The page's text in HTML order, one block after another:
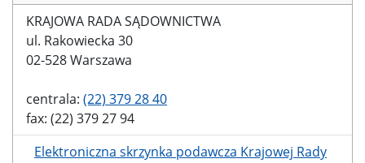
KRAJOWA RADA SĄDOWNICTWA
ul. Rakowiecka 30
02-528 Warszawa
centrala: (22) 379 28 40
fax: (22) 379 27 94
Elektroniczna skrzynka podawcza Krajowej Rady